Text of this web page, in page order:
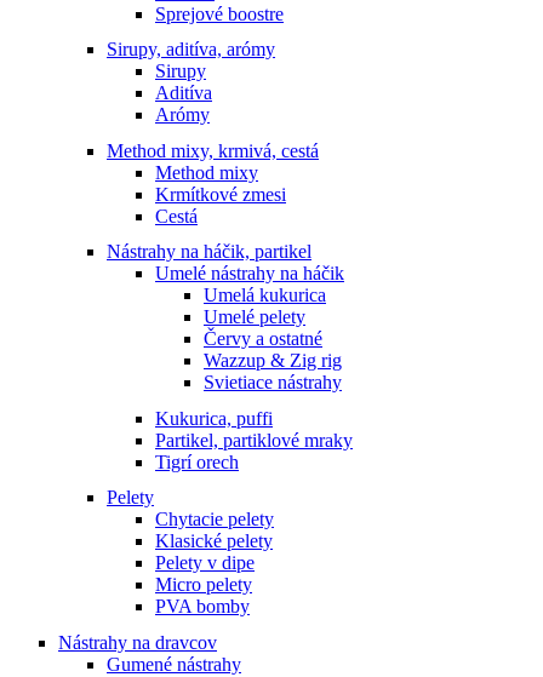
Sprejové boostre
Sirupy, aditíva, arómy
Sirupy
Aditíva
Arómy
Method mixy, krmivá, cestá
Method mixy
Krmítkové zmesi
Cestá
Nástrahy na háčik, partikel
Umelé nástrahy na háčik
Umelá kukurica
Umelé pelety
Červy a ostatné
Wazzup & Zig rig
Svietiace nástrahy
Kukurica, puffi
Partikel, partiklové mraky
Tigrí orech
Pelety
Chytacie pelety
Klasické pelety
Pelety v dipe
Micro pelety
PVA bomby
Nástrahy na dravcov
Gumené nástrahy